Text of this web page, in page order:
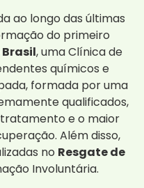
ao longo das últimas
do primeiro
, uma Clínica de
químicos e
formada por uma
qualificados,
e o maior
Além disso,
no Resgate de
Involuntária.